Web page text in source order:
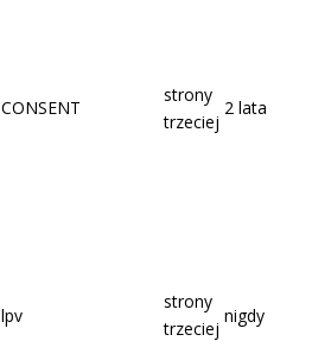
CONSENT
strony
trzeciej
2 lata
lpv
strony
trzeciej
nigdy